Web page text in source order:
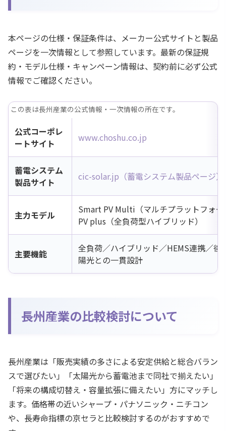
本ページの仕様・保証条件は、メーカー公式サイトと製品
ページを一次情報として参照しています。最新の保証規
約・モデル仕様・キャンペーン情報は、契約前に必ず公式
情報でご確認ください。
この表は長州産業の公式情報・一次情報の所在です。
公式コーポレ
ートサイト
www.choshu.co.jp
蓄電システム
製品サイト
cic-solar.jp（蓄電システム製品ページ）
主力モデル
Smart PV Multi（マルチプラットフォ
PV plus（全負荷型ハイブリッド）
主要機能
全負荷／ハイブリッド／HEMS連携／後
陽光との一貫設計
長州産業の比較検討について
長州産業は「販売実績の多さによる安定供給と総合バラン
スで選びたい」「太陽光から蓄電池まで同社で揃えたい」
「将来の構成切替え・容量拡張に備えたい」方にマッチし
ます。価格帯の近いシャープ・パナソニック・ニチコン
や、長寿命指標の京セラと比較検討するのがおすすめで